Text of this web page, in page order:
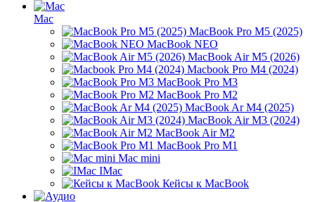
Mac
MacBook Pro M5 (2025)
MacBook NEO
MacBook Air M5 (2026)
Macbook Pro M4 (2024)
MacBook Pro M3
MacBook Pro M2
MacBook Ar M4 (2025)
MacBook Air M3 (2024)
MacBook Air M2
MacBook Pro M1
Mac mini
IMac
Кейсы к MacBook